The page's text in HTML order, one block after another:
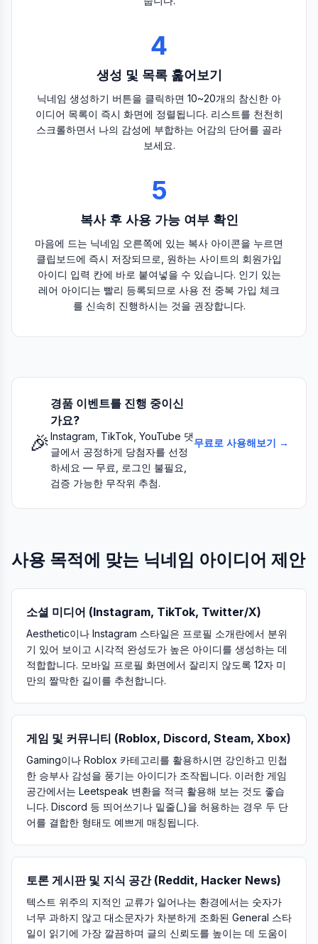
4
생성 및 목록 훑어보기
닉네임 생성하기 버튼을 클릭하면 10~20개의 참신한 아
이디어 목록이 즉시 화면에 정렬됩니다. 리스트를 천천히
스크롤하면서 나의 감성에 부합하는 어감의 단어를 골라
보세요.
5
복사 후 사용 가능 여부 확인
마음에 드는 닉네임 오른쪽에 있는 복사 아이콘을 누르면
클립보드에 즉시 저장되므로, 원하는 사이트의 회원가입
아이디 입력 칸에 바로 붙여넣을 수 있습니다. 인기 있는
레어 아이디는 빨리 등록되므로 사용 전 중복 가입 체크
를 신속히 진행하시는 것을 권장합니다.
🎉
경품 이벤트를 진행 중이신
가요?
Instagram, TikTok, YouTube 댓
글에서 공정하게 당첨자를 선정
하세요 — 무료, 로그인 불필요,
검증 가능한 무작위 추첨.
무료로 사용해보기 →
사용 목적에 맞는 닉네임 아이디어 제안
소셜 미디어 (Instagram, TikTok, Twitter/X)
Aesthetic이나 Instagram 스타일은 프로필 소개란에서 분위
기 있어 보이고 시각적 완성도가 높은 아이디를 생성하는 데
적합합니다. 모바일 프로필 화면에서 잘리지 않도록 12자 미
만의 짤막한 길이를 추천합니다.
게임 및 커뮤니티 (Roblox, Discord, Steam, Xbox)
Gaming이나 Roblox 카테고리를 활용하시면 강인하고 민첩
한 승부사 감성을 풍기는 아이디가 조작됩니다. 이러한 게임
공간에서는 Leetspeak 변환을 적극 활용해 보는 것도 좋습
니다. Discord 등 띄어쓰기나 밑줄(_)을 허용하는 경우 두 단
어를 결합한 형태도 예쁘게 매칭됩니다.
토론 게시판 및 지식 공간 (Reddit, Hacker News)
텍스트 위주의 지적인 교류가 일어나는 환경에서는 숫자가
너무 과하지 않고 대소문자가 차분하게 조화된 General 스타
일이 읽기에 가장 깔끔하며 글의 신뢰도를 높이는 데 도움이